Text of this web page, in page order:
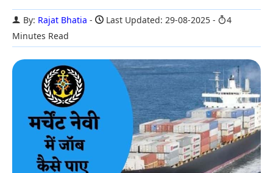
By: Rajat Bhatia Last Updated: 29-08-2025
4
Minutes Read